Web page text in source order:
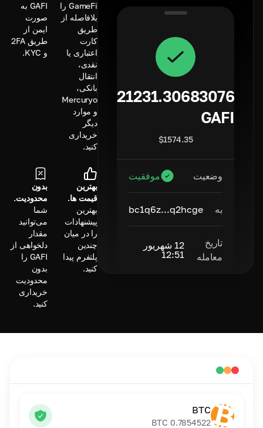
21231.30683076
GAFI
$1574.35
وضعیت موفقیت
به bc1q6z...q2hcge
تاریخ
معامله
12 شهریور
12:51
GameFi را
بلافاصله از
طریق
کارت
اعتباری یا
نقدی،
انتقال
بانکی،
Mercuryo
و موارد
دیگر
خریداری
کنید.
GAFI به
صورت
ایمن از
طریق 2FA
و KYC.
بهترین
قیمت ها.
بهترین
پیشنهادات
را در میان
چندین
پلتفرم پیدا
کنید.
بدون
محدودیت.
شما
می‌توانید
مقدار
دلخواهی از
GAFI را
بدون
محدودیت
خریداری
کنید.
BTC
0.7854522
BTC